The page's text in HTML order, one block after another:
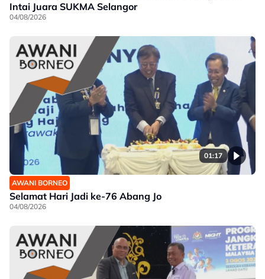
Intai Juara SUKMA Selangor
04/08/2026
01:17
AWANI BORNEO
Selamat Hari Jadi ke-76 Abang Jo
04/08/2026